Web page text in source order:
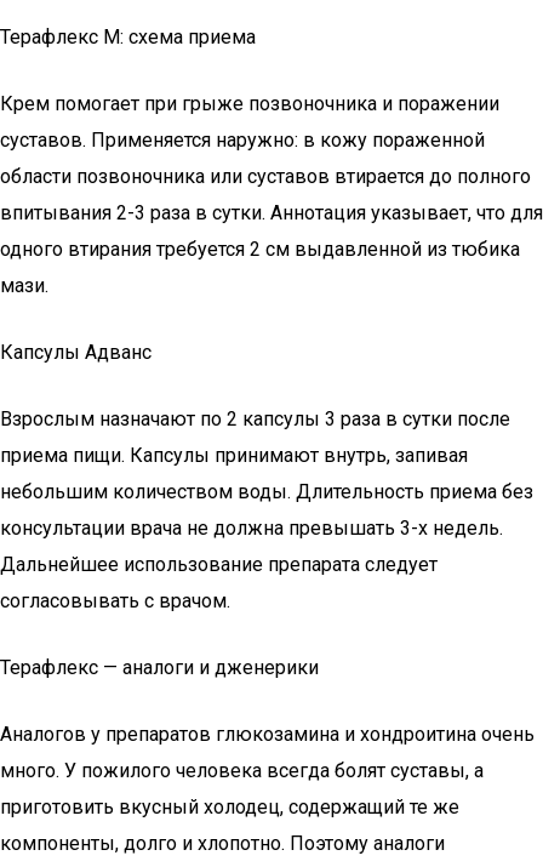
Терафлекс М: схема приема
Крем помогает при грыже позвоночника и поражении
суставов. Применяется наружно: в кожу пораженной
области позвоночника или суставов втирается до полного
впитывания 2-3 раза в сутки. Аннотация указывает, что для
одного втирания требуется 2 см выдавленной из тюбика
мази.
Капсулы Адванс
Взрослым назначают по 2 капсулы 3 раза в сутки после
приема пищи. Капсулы принимают внутрь, запивая
небольшим количеством воды. Длительность приема без
консультации врача не должна превышать 3-х недель.
Дальнейшее использование препарата следует
согласовывать с врачом.
Терафлекс — аналоги и дженерики
Аналогов у препаратов глюкозамина и хондроитина очень
много. У пожилого человека всегда болят суставы, а
приготовить вкусный холодец, содержащий те же
компоненты, долго и хлопотно. Поэтому аналоги